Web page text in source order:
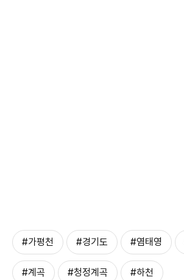
#가평천 #경기도 #염태영
#계곡 #청정계곡 #하천